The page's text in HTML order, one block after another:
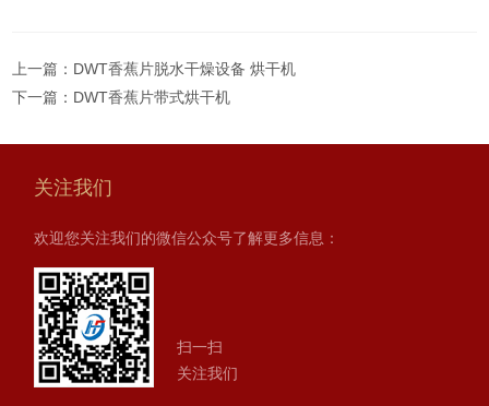
上一篇： DWT香蕉片脱水干燥设备 烘干机
下一篇： DWT香蕉片带式烘干机
关注我们
欢迎您关注我们的微信公众号了解更多信息：
扫一扫
关注我们